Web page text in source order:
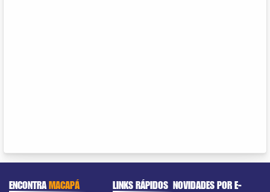
ENCONTRAMACAPÁ LINKS RÁPIDOS NOVIDADES POR E-